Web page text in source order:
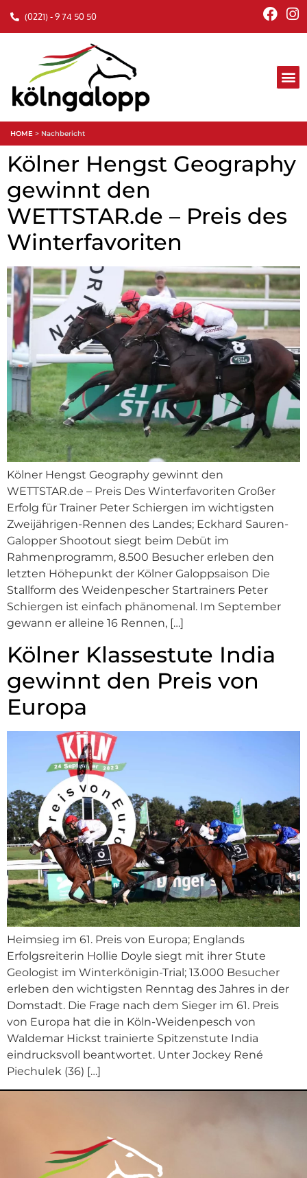
(0221) - 9 74 50 50
HOME > Nachbericht
Kölner Hengst Geography
gewinnt den
WETTSTAR.de – Preis des
Winterfavoriten
Kölner Hengst Geography gewinnt den
WETTSTAR.de – Preis Des Winterfavoriten Großer
Erfolg für Trainer Peter Schiergen im wichtigsten
Zweijährigen-Rennen des Landes; Eckhard Sauren-
Galopper Shootout siegt beim Debüt im
Rahmenprogramm, 8.500 Besucher erleben den
letzten Höhepunkt der Kölner Galoppsaison Die
Stallform des Weidenpescher Startrainers Peter
Schiergen ist einfach phänomenal. Im September
gewann er alleine 16 Rennen, […]
Kölner Klassestute India
gewinnt den Preis von
Europa
Heimsieg im 61. Preis von Europa; Englands
Erfolgsreiterin Hollie Doyle siegt mit ihrer Stute
Geologist im Winterkönigin-Trial; 13.000 Besucher
erleben den wichtigsten Renntag des Jahres in der
Domstadt. Die Frage nach dem Sieger im 61. Preis
von Europa hat die in Köln-Weidenpesch von
Waldemar Hickst trainierte Spitzenstute India
eindrucksvoll beantwortet. Unter Jockey René
Piechulek (36) […]